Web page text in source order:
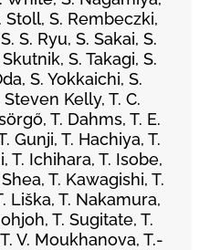
Stoll, S. Rembeczki,
S. Ryu, S. Sakai, S.
S. Takagi, S.
S. Yokkaichi, S.
Kelly, T. C.
T. Dahms, T. E.
Gunji, T. Hachiya, T.
T. Ichihara, T. Isobe,
T. Kawagishi, T.
Liška, T. Nakamura,
T. Sugitate, T.
V. Moukhanova, T.-